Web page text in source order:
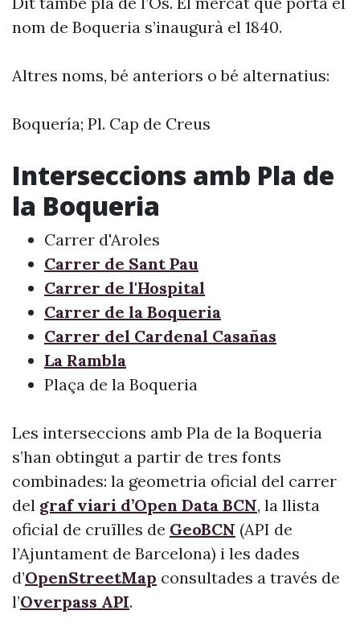
nom de Boqueria s’inaugurà el 1840.
Altres noms, bé anteriors o bé alternatius:
Boquería; Pl. Cap de Creus
Interseccions amb Pla de
la Boqueria
Carrer d'Aroles
Carrer de Sant Pau
Carrer de l'Hospital
Carrer de la Boqueria
Carrer del Cardenal Casañas
La Rambla
Plaça de la Boqueria
Les interseccions amb Pla de la Boqueria
s’han obtingut a partir de tres fonts
combinades: la geometria oficial del carrer
del graf viari d’Open Data BCN, la llista
oficial de cruïlles de GeoBCN (API de
l’Ajuntament de Barcelona) i les dades
d’OpenStreetMap consultades a través de
l’Overpass API.